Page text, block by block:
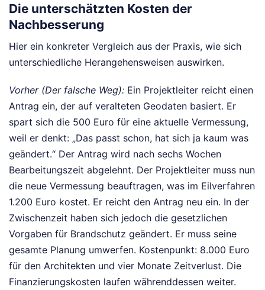
Die unterschätzten Kosten der
Nachbesserung
Hier ein konkreter Vergleich aus der Praxis, wie sich
unterschiedliche Herangehensweisen auswirken.
Vorher (Der falsche Weg): Ein Projektleiter reicht einen
Antrag ein, der auf veralteten Geodaten basiert. Er
spart sich die 500 Euro für eine aktuelle Vermessung,
weil er denkt: „Das passt schon, hat sich ja kaum was
geändert.“ Der Antrag wird nach sechs Wochen
Bearbeitungszeit abgelehnt. Der Projektleiter muss nun
die neue Vermessung beauftragen, was im Eilverfahren
1.200 Euro kostet. Er reicht den Antrag neu ein. In der
Zwischenzeit haben sich jedoch die gesetzlichen
Vorgaben für Brandschutz geändert. Er muss seine
gesamte Planung umwerfen. Kostenpunkt: 8.000 Euro
für den Architekten und vier Monate Zeitverlust. Die
Finanzierungskosten laufen währenddessen weiter.